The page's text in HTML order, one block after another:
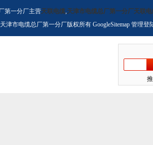
第一分厂主营天联电缆, 天津市电缆总厂第一分厂天联电
天津市电缆总厂第一分厂版权所有 GoogleSitemap 管理登